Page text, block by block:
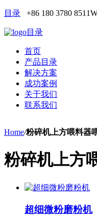
目录 +86 180 3780 8511
目录
首页
产品目录
解决方案
成功案例
关于我们
联系我们
Home/粉碎机上方喂料器
粉碎机上方
超细微粉磨粉机